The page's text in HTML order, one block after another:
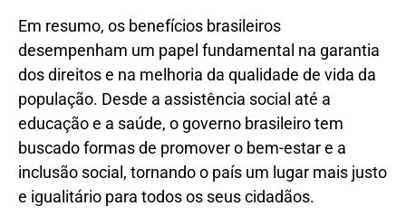
Em resumo, os benefícios brasileiros
desempenham um papel fundamental na garantia
dos direitos e na melhoria da qualidade de vida da
população. Desde a assistência social até a
educação e a saúde, o governo brasileiro tem
buscado formas de promover o bem-estar e a
inclusão social, tornando o país um lugar mais justo
e igualitário para todos os seus cidadãos.